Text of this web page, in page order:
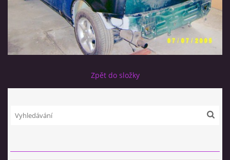
Zpět do složky